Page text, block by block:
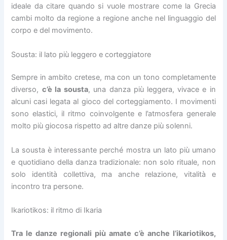
ideale da citare quando si vuole mostrare come la Grecia
cambi molto da regione a regione anche nel linguaggio del
corpo e del movimento.
Sousta: il lato più leggero e corteggiatore
Sempre in ambito cretese, ma con un tono completamente
diverso, c’è la sousta, una danza più leggera, vivace e in
alcuni casi legata al gioco del corteggiamento. I movimenti
sono elastici, il ritmo coinvolgente e l’atmosfera generale
molto più giocosa rispetto ad altre danze più solenni.
La sousta è interessante perché mostra un lato più umano
e quotidiano della danza tradizionale: non solo rituale, non
solo identità collettiva, ma anche relazione, vitalità e
incontro tra persone.
Ikariotikos: il ritmo di Ikaria
Tra le danze regionali più amate c’è anche l’ikariotikos,